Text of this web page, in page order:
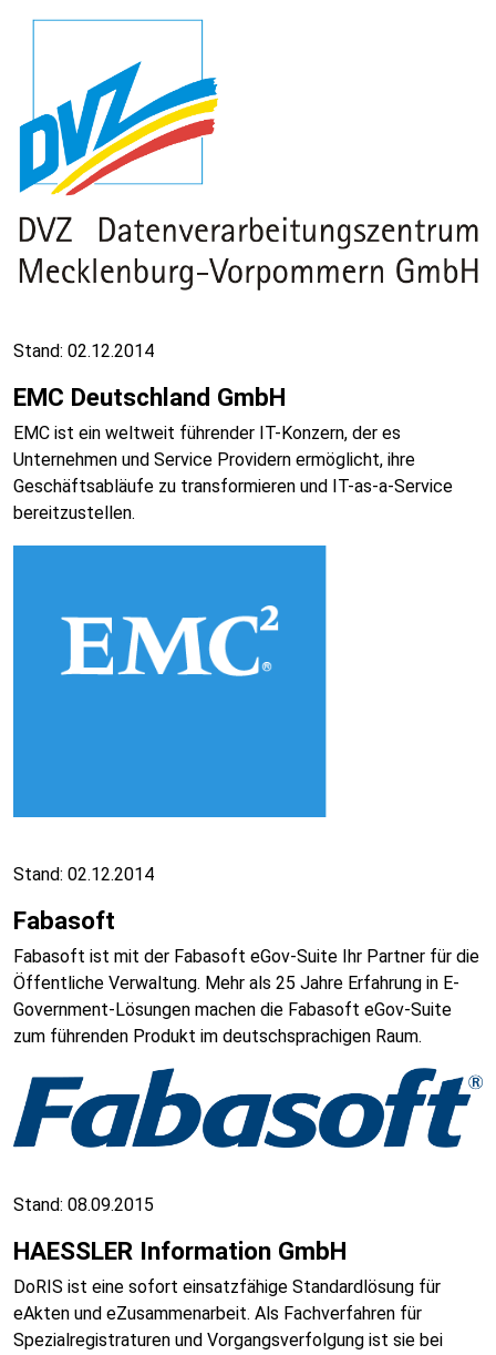
Stand: 02.12.2014
EMC Deutschland GmbH
EMC ist ein weltweit führender IT-Konzern, der es
Unternehmen und Service Providern ermöglicht, ihre
Geschäftsabläufe zu transformieren und IT-as-a-Service
bereitzustellen.
Stand: 02.12.2014
Fabasoft
Fabasoft ist mit der Fabasoft eGov-Suite Ihr Partner für die
Öffentliche Verwaltung. Mehr als 25 Jahre Erfahrung in E-
Government-Lösungen machen die Fabasoft eGov-Suite
zum führenden Produkt im deutschsprachigen Raum.
Stand: 08.09.2015
HAESSLER Information GmbH
DoRIS ist eine sofort einsatzfähige Standardlösung für
eAkten und eZusammenarbeit. Als Fachverfahren für
Spezialregistraturen und Vorgangsverfolgung ist sie bei